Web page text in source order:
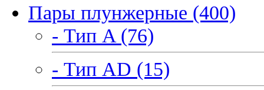
Пары плунжерные (400)
- Тип A (76)
- Тип AD (15)